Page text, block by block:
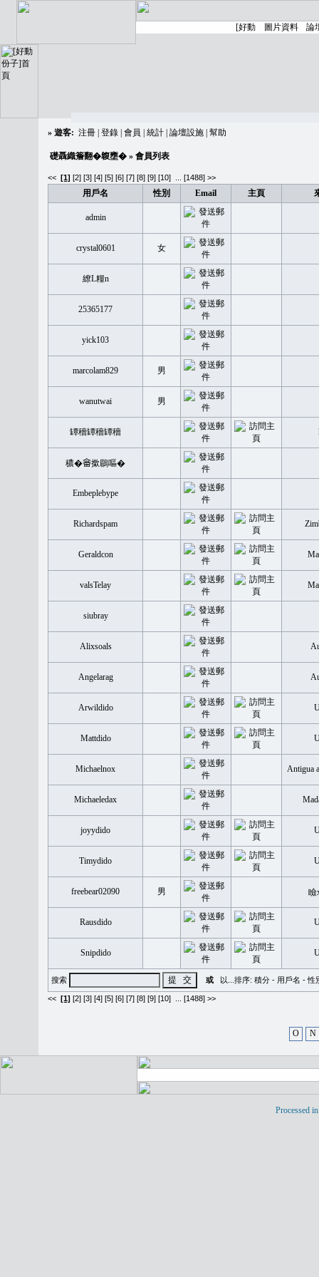
» 遊客: 注冊 登錄 會員 統計 論壇設施 幫助
礎聶織簷翻�䪖壅� » 會員列表
<< [1] [2] [3] [4] [5] [6] [7] [8] [9] [10] [1488] >>
用戶名 性別 Email 主頁
admin
crystal0601 女
繚L糧n
25365177
yick103
marcolam829 男
wanutwai 男
罈穡罈穡罈穡
穠�𤲞撳鶥嘔�
Embeplebype
Richardspam
Geraldcon
valsTelay
siubray
Alixsoals
Angelarag
Arwildido
Mattdido
Michaelnox Antigua
Michaeledax
joyydido
Timydido
freebear02090 男
Rausdido
Snipdido
搜索 或 以...排序: 積分 - 用戶名 -性
<< [1] [2] [3] [4] [5] [6] [7] [8] [9] [10] [1488] >>
O N
Processed